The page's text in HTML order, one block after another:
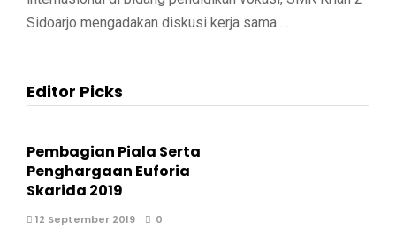
Sidoarjo mengadakan diskusi kerja sama …
Editor Picks
Pembagian Piala Serta
Penghargaan Euforia
Skarida 2019
12 September 2019 0